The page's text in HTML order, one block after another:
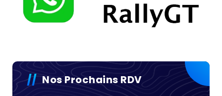
Nos Prochains RDV